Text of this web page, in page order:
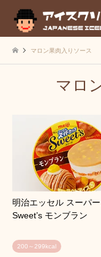
マロン果肉入りソース
マロ
明治エッセル スーパ
Sweet’s モンブラン
200～299kcal